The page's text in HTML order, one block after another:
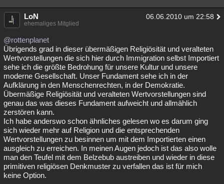
LoN 06.06.2010 um 22:58
ehemaliges Mitglied
@rottenplanet
Übrigends grad in dieser übermäßigen Religiösität und veralteten
Wertvorstellungen die sich hier durch Immigration selbst Importiert
sehe ich die größte Bedrohung für unsere Kultur und unsere
moderne Gesellschaft. Unser Fundament sehe ich in der
Aufklärung in den Menschenrechten, in der Demokratie.
Übermäßige Religiösität und veralteten Wertvorstellungen sind
genau das was dieses Fundament aufweicht und allmählich
zerstören kann.
Ich habe anderswo schon ähnliches gelesen wo es darum ging
sich wieder mehr auf Religion und die entsprechenden
Wertvorstellungen zu besinnen um mit dem Importierten einen
ausgleich zu erreichen. In meinen Augen jedoch ist das also wolle
man den Teufel mit dem Belzebub austreiben und wieder in diese
primitiven religiösen Denkmuster zu verfallen das ist für mich
keine Option.